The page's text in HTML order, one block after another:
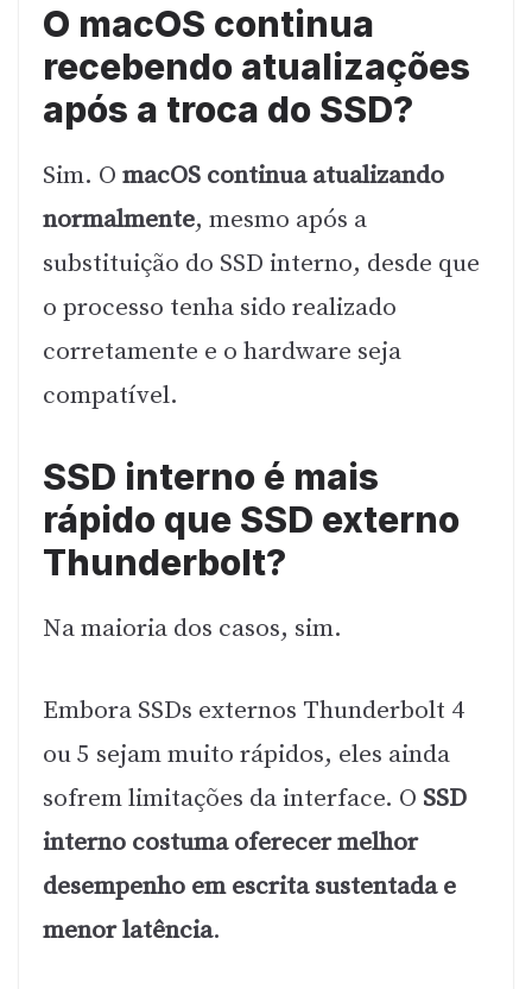
O macOS continua
recebendo atualizações
após a troca do SSD?
Sim. O macOS continua atualizando
normalmente, mesmo após a
substituição do SSD interno, desde que
o processo tenha sido realizado
corretamente e o hardware seja
compatível.
SSD interno é mais
rápido que SSD externo
Thunderbolt?
Na maioria dos casos, sim.
Embora SSDs externos Thunderbolt 4
ou 5 sejam muito rápidos, eles ainda
sofrem limitações da interface. O SSD
interno costuma oferecer melhor
desempenho em escrita sustentada e
menor latência.